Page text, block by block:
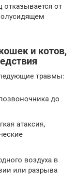
отказывается от
и котов,
травмы:
до
атаксия,
воздуха в
или разрыва